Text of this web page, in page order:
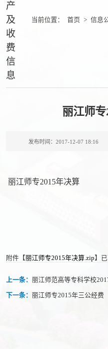
产
及
收
费
信
息
当前位置： 首页 > 信息
丽江师
发布时间：2017-12-07 18:16
丽江师专2015年决算
附件【丽江师专2015年决算.zip】
上一条： 丽江师范高等专科学校
下一条： 丽江师专2015年三公经费